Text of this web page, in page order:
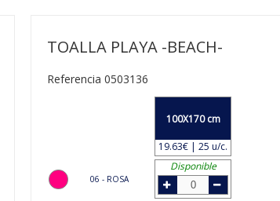
TOALLA PLAYA -BEACH-
Referencia 0503136
06 - ROSA
100X170 cm
19.63€ | 25 u/c.
Disponible